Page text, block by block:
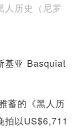
人历史（尼罗
基亚 Basquiat
蓄的《黑人历
拍以US$6,711